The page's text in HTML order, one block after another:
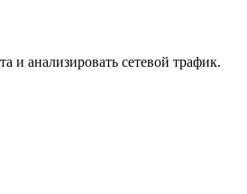
и анализировать сетевой трафик.